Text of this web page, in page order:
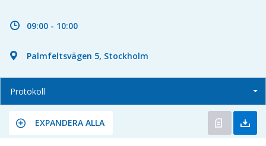
09:00 - 10:00
Palmfeltsvägen 5, Stockholm
Protokoll
EXPANDERA ALLA